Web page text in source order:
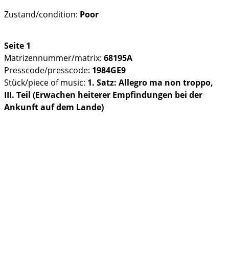
Zustand/condition: Poor
Seite 1
Matrizennummer/matrix: 68195A
Presscode/presscode: 1984GE9
Stück/piece of music: 1. Satz: Allegro ma non troppo,
III. Teil (Erwachen heiterer Empfindungen bei der
Ankunft auf dem Lande)